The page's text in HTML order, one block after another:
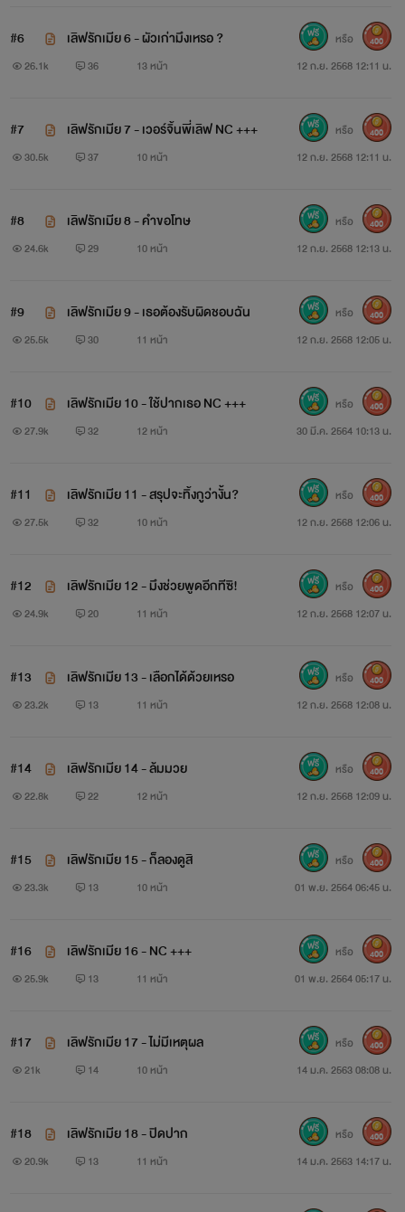
"จะ...จะไปเดี๋ยวนี้แหละ" ฉันลนลานรีบเก็บของใส่กระเป๋า
อย่างเร่งรีบ ขืนช้ามีหวังโดนมันงัดหน้าแน่นอน เว้ยยยย!!
พี่เลิฟผัวเจ๊อ้อย...
ปากผมคาบบุหรี่พ่นควันออกมาแบบหนัก พลางกวาด
สายตามองไปรอบ ๆ คลับ ที่เมียผมมันแอบหนีผมมาเที่ยว แล้ว
ๆเพื่อที่จะให้ผมตามมันมาไม่ได้ แต่ครั้งนี้ผมไม่หลงกลมัน! แล้ว
ตอนนี้ผมก็เห็นมันอยู่ถัดจากผมไม่ใกล้ไม่ไกล
"เดี๋ยวมึงเจอกู!!" ผมขบกรามกัดฟันแน่นพร้อมเดินตรง
เข้าไปหาอีเมียแสบ
คือเสียงมันที่พูดขึ้นกับเพื่อน เออ! ดี เปรียบกูเป็นเหมือนรองเท้า
อีเมียแสบ!
"อะ...อีอ้อย ผัวมึงมา" นี่คือเสียงเพื่อนของอ้อยที่สะกิดมันที่
นั่งเมายังไม่รู้ชะตากรรม
"เมื่อกี้มึงว่าไงนะ ใครเป็นรองเท้า?" ผมเดินไปหยุดด้านหลัง
ของอ้อยแล้วล็อกคอมันไว้แน่นพลางถามด้วยน้ำเสียงเรียบนิ่ง
ขี้หมาให้มันเหยียบ" มันตอบกลับมา
#6 เลิฟรักเมีย 6 - ผัวเก่ามึงเหรอ ?
26.1k 36 13 หน้า 12 ก.ย. 2568 12:11 น.
หรือ 400
#7 เลิฟรักเมีย 7 - เวอร์จิ้นพี่เลิฟ NC +++
30.5k 37 10 หน้า 12 ก.ย. 2568 12:11 น.
หรือ 400
#8 เลิฟรักเมีย 8 - คำขอโทษ
24.6k 29 10 หน้า 12 ก.ย. 2568 12:13 น.
หรือ 400
#9 เลิฟรักเมีย 9 - เธอต้องรับผิดชอบฉัน
25.5k 30 11 หน้า 12 ก.ย. 2568 12:05 น.
หรือ 400
#10 เลิฟรักเมีย 10 - ใช้ปากเธอ NC +++
27.9k 32 12 หน้า 30 มี.ค. 2564 10:13 น.
หรือ 400
#11 เลิฟรักเมีย 11 - สรุปจะทิ้งกูว่างั้น?
27.5k 32 10 หน้า 12 ก.ย. 2568 12:06 น.
หรือ 400
#12 เลิฟรักเมีย 12 - มึงช่วยพูดอีกทีซิ!
24.9k 20 11 หน้า 12 ก.ย. 2568 12:07 น.
หรือ 400
#13 เลิฟรักเมีย 13 - เลือกได้ด้วยเหรอ
23.2k 13 11 หน้า 12 ก.ย. 2568 12:08 น.
หรือ 400
#14 เลิฟรักเมีย 14 - ล้มมวย
22.8k 22 12 หน้า 12 ก.ย. 2568 12:09 น.
หรือ 400
#15 เลิฟรักเมีย 15 - ก็ลองดูสิ
23.3k 13 10 หน้า 01 พ.ย. 2564 06:45 น.
หรือ 400
#16 เลิฟรักเมีย 16 - NC +++
25.9k 13 11 หน้า 01 พ.ย. 2564 05:17 น.
หรือ 400
#17 เลิฟรักเมีย 17 - ไม่มีเหตุผล
21k 14 10 หน้า 14 ม.ค. 2563 08:08 น.
หรือ 400
#18 เลิฟรักเมีย 18 - ปิดปาก
20.9k 13 11 หน้า 14 ม.ค. 2563 14:17 น.
หรือ 400